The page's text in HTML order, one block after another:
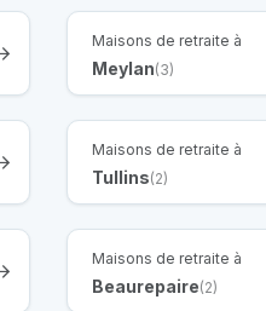
Maisons de retraite à
Meylan(3)
Maisons de retraite à
Tullins(2)
Maisons de retraite à
Beaurepaire(2)